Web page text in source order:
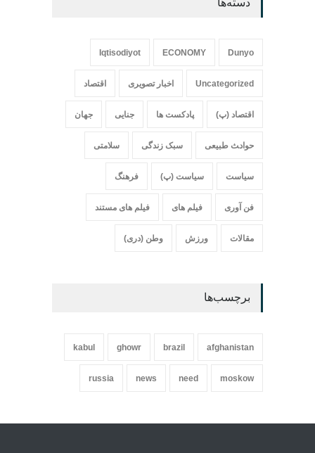
Dunyo
ECONOMY
Iqtisodiyot
Uncategorized اخبار تصویری اقتصاد
اقتصاد (پ) پادکست ها جنایی جهان
حواد‍‍‍ث طبیعی سبک زندگی سلامتی
سیاست سیاست (پ) فرهنگ
فن آوری فیلم های فیلم های مستند
مقالات ورزش وطن (دری)
برچسب‌ها
afghanistan
brazil
ghowr
kabul
moskow
need
news
russia